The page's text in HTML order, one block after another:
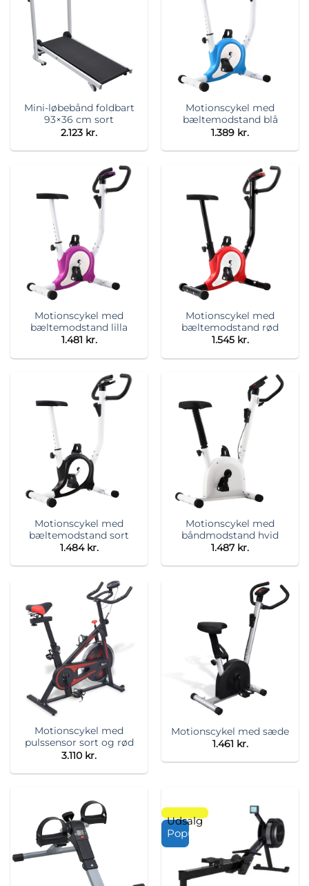
Mini-løbebånd foldbart
93×36 cm sort
2.123 kr.
Motionscykel med
bæltemodstand blå
1.389 kr.
Motionscykel med
bæltemodstand lilla
1.481 kr.
Motionscykel med
bæltemodstand rød
1.545 kr.
Motionscykel med
bæltemodstand sort
1.484 kr.
Motionscykel med
båndmodstand hvid
1.487 kr.
Motionscykel med
pulssensor sort og rød
3.110 kr.
Motionscykel med sæde
1.461 kr.
Udsalg
Populær